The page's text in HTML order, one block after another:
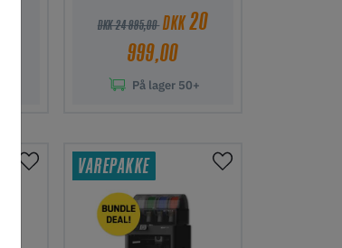
DKK 24 995,00 DKK20
999,00
På lager50+
VAREPAKKE